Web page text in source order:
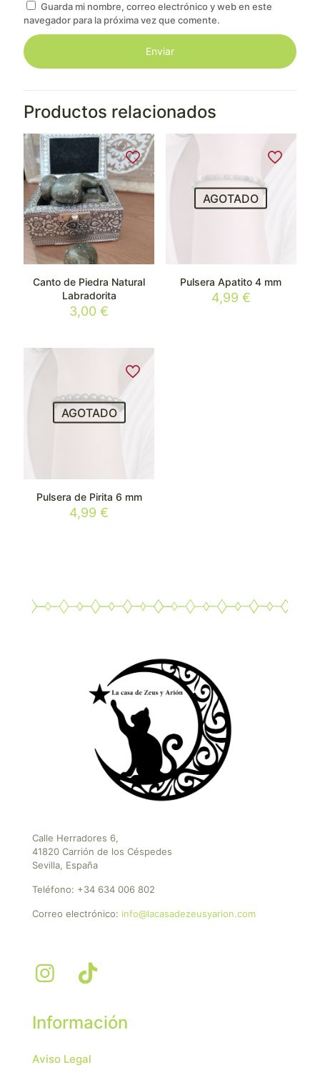
Guarda mi nombre, correo electrónico y web en este
navegador para la próxima vez que comente.
Productos relacionados
Canto de Piedra Natural
Labradorita
3,00€
AGOTADO
Pulsera Apatito 4 mm
4,99 €
AGOTADO
Pulsera de Pirita 6 mm
4,99€
Calle Herradores 6,
41820 Carrión de los Céspedes
Sevilla, España
Teléfono: +34 634 006 802
Correo electrónico: info@lacasadezeusyarion.com
Información
Aviso Legal